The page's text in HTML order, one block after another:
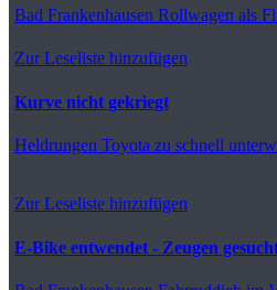
Bad Frankenhausen Rollwagen als
Zur Leseliste hinzufügen
Kurve nicht gekriegt
Heldrungen Toyota zu schnell
Zur Leseliste hinzufügen
E-Bike entwendet - Zeugen